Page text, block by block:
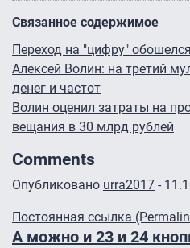
Связанное содержимое
Переход на "цифру"
Алексей Волин: на третий
денег и частот
Волин оценил затраты на
вещания в 30 млрд рублей
Comments
Опубликовано urra2017 -
Постоянная ссылка
А можно и 23 и 24